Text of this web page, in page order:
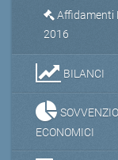
Affidamenti
2016
BILANCI
ECONOMICI